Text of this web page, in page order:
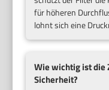
für höheren
lohnt sich eine
Wie wichtig ist die
Sicherheit?